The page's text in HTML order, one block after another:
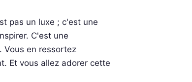
pas un luxe ; c'est une
C'est une
Vous en ressortez
Et vous allez adorer cette